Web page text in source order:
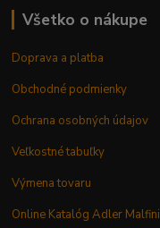
Všetko o nákupe
Doprava a platba
Obchodné podmienky
Ochrana osobných údajov
Veľkostné tabuľky
Výmena tovaru
Online Katalóg Adler Malfini